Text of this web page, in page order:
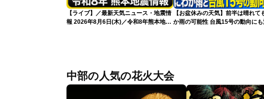
【ライブ】／最新天気ニュース・地震情
報 2026年8月6日(木)／令和8年熊本地震
【お盆休みの天気】前半は晴れて
か雨の可能性 台風15号の動向に
中部の人気の花火大会